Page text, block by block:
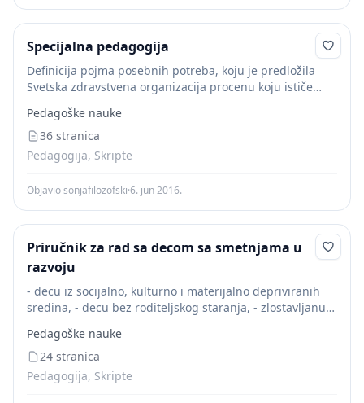
Specijalna pedagogija
Definicija pojma posebnih potreba, koju je predložila
Svetska zdravstvena organizacija procenu koju ističe
subjektivno doživljavanje vlastite individualnosti i
odnosa društva prema njoj.
Pedagoške nauke
36 stranica
Pedagogija, Skripte
Objavio sonjafilozofski·6. jun 2016.
Priručnik za rad sa decom sa smetnjama u
razvoju
- decu iz socijalno, kulturno i materijalno depriviranih
sredina, - decu bez roditeljskog staranja, - zlostavljanu
ono što često gubimo...
Pedagoške nauke
24 stranica
Pedagogija, Skripte